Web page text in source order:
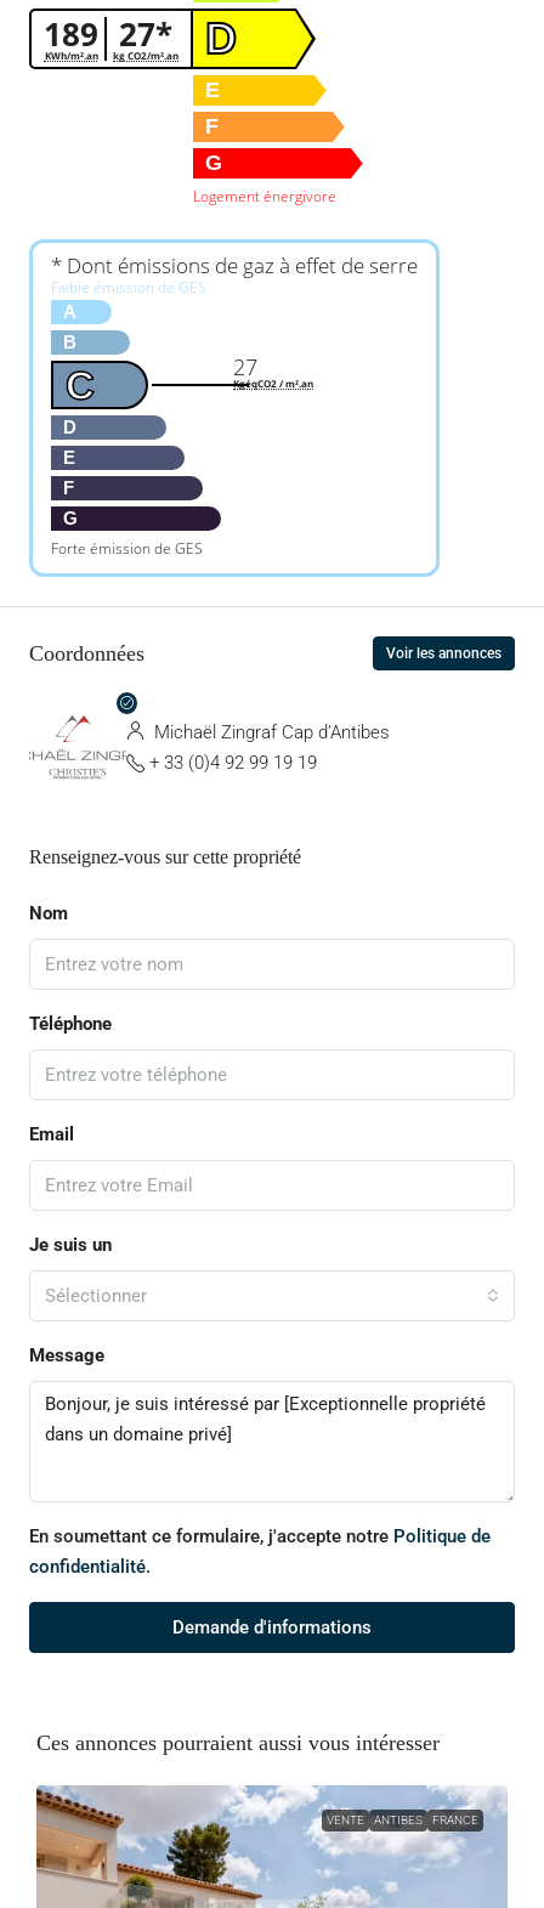
189
KWh/m².an 27*
kg CO2/m².an D
E
F
G
Logement énergivore
* Dont émissions de gaz à effet de serre
Faible émission de GES
A
B
C
D
E
F
G
Forte émission de GES
27
KgéqCO2 / m².an
Coordonnées Voir les annonces
Michaël Zingraf Cap d’Antibes
+ 33 (0)4 92 99 19 19
Renseignez-vous sur cette propriété
Nom
Téléphone
Email
Je suis un
Sélectionner
Message
En soumettant ce formulaire, j'accepte notre Politique de
confidentialité.
Demande d'informations
Ces annonces pourraient aussi vous intéresser
VENTE ANTIBES FRANCE